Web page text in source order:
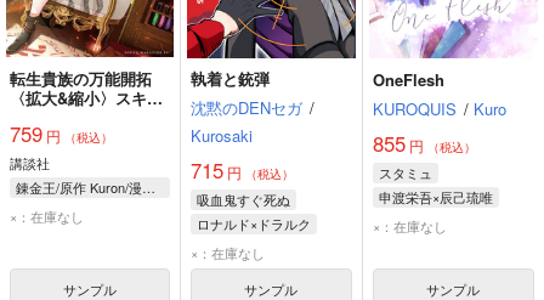
転生貴族の万能開拓
〈拡大&縮小〉スキル
地になりました 6
759 円 （税込）
講談社
錬金王/原作 Kuron/漫画 るれくちぇ/構成 成瀬ちさと/キャラクター原案
×：在庫なし
サンプル
執着と銃弾
沈黙のDENセガ /
Kurosaki
715 円 （税込）
吸血鬼すぐ死ぬ
ロナルド×ドラルク
ロナルド
×：在庫なし
サンプル
OneFlesh
KUROQUIS / Kuro
855円 （税込）
スタミュ
申渡栄吾×辰己琉唯
申渡栄吾
×：在庫なし
サンプル